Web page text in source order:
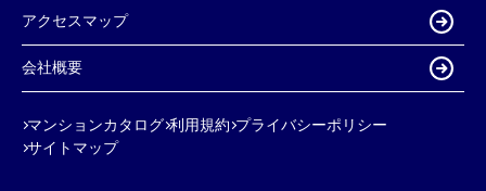
アクセスマップ
会社概要
マンションカタログ 利用規約 プライバシーポリシー
サイトマップ